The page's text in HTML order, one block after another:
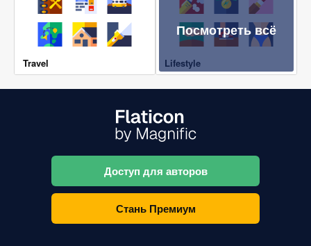
Travel
Посмотреть всё
Lifestyle
Доступ для авторов
Стань Премиум